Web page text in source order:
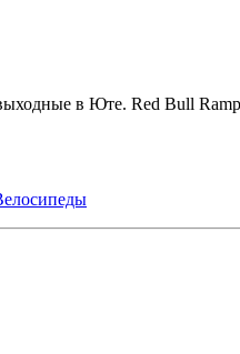
в Юте. Red Bull